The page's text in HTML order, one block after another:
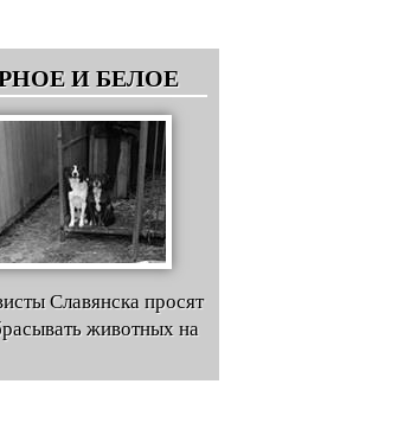
И БЕЛОЕ
Славянска просят
животных на